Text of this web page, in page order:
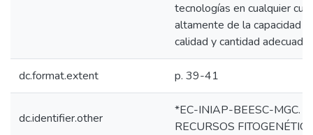
tecnologías en cualquier
altamente de la capacidad
calidad y cantidad adecuada.
dc.format.extent p. 39-41
dc.identifier.other
*EC-INIAP-BEESC-MGC.
RECURSOS